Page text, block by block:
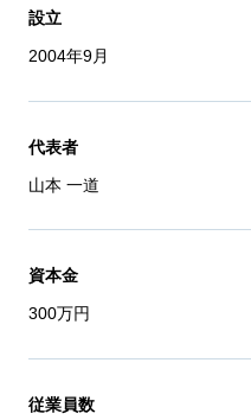
設立
2004年9月
代表者
山本 一道
資本金
300万円
従業員数